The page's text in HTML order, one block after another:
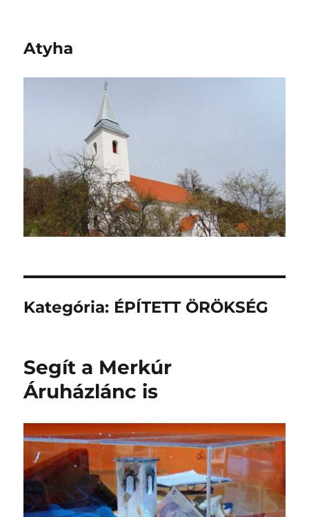
Atyha
Kategória: ÉPÍTETT ÖRÖKSÉG
Segít a Merkúr
Áruházlánc is